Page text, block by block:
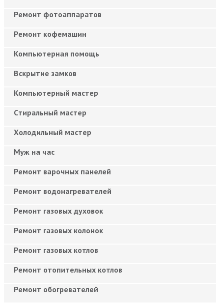
Ремонт фотоаппаратов
Ремонт кофемашин
Компьютерная помощь
Вскрытие замков
Компьютерный мастер
Cтиральный мастер
Холодильный мастер
Муж на час
Ремонт варочных панелей
Ремонт водонагревателей
Ремонт газовых духовок
Ремонт газовых колонок
Ремонт газовых котлов
Ремонт отопительных котлов
Ремонт обогревателей